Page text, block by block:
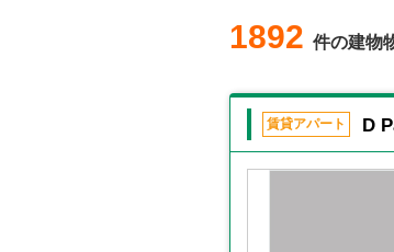
1892 件の建物
賃貸アパート D